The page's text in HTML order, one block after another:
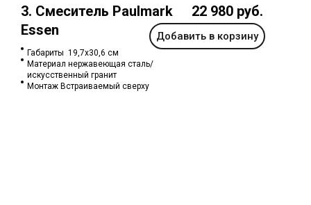
Добавить в корзину
22 980 руб.
Габариты 19,7х30,6 см
Материал нержавеющая сталь/
искусственный гранит
Монтаж Встраиваемый сверху
3. Смеситель Paulmark
Essen